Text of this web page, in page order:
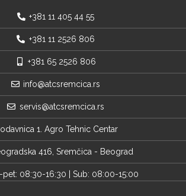
+381 11 405 44 55
+381 11 2526 806
+381 65 2526 806
info@atcsremcica.rs
servis@atcsremcica.rs
1. Agro Tehnic Centar
416, Sremčica - Beograd
pet: 08:30-16:30 | Sub: 08:00-15:00